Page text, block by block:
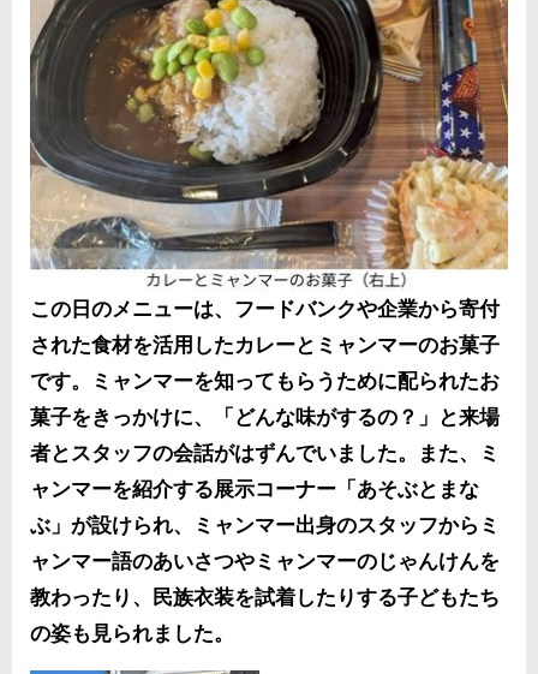
この日のメニューは、フードバンクや企業から寄付
された食材を活用したカレーとミャンマーのお菓子
です。ミャンマーを知ってもらうために配られたお
菓子をきっかけに、「どんな味がするの？」と来場
者とスタッフの会話がはずんでいました。また、ミ
ャンマーを紹介する展示コーナー「あそぶとまな
ぶ」が設けられ、ミャンマー出身のスタッフからミ
ャンマー語のあいさつやミャンマーのじゃんけんを
教わったり、民族衣装を試着したりする子どもたち
の姿も見られました。